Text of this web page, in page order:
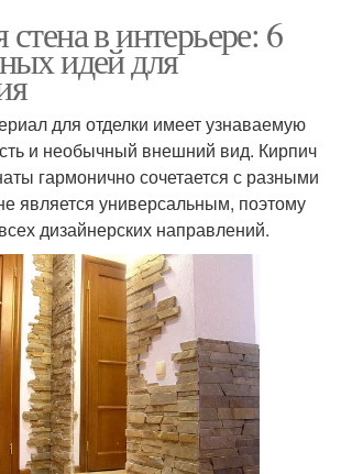
тонах
Стен на балконе
Балконные стены
Стен в стиле
в интерьере: 6
идей для
для отделки имеет узнаваемую
и необычный внешний вид. Кирпич
гармонично сочетается с разными
является универсальным, поэтому
дизайнерских направлений.